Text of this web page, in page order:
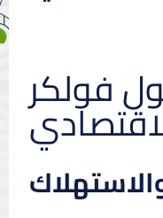
فولكر